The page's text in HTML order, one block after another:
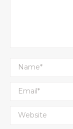
Name *
Email *
Website